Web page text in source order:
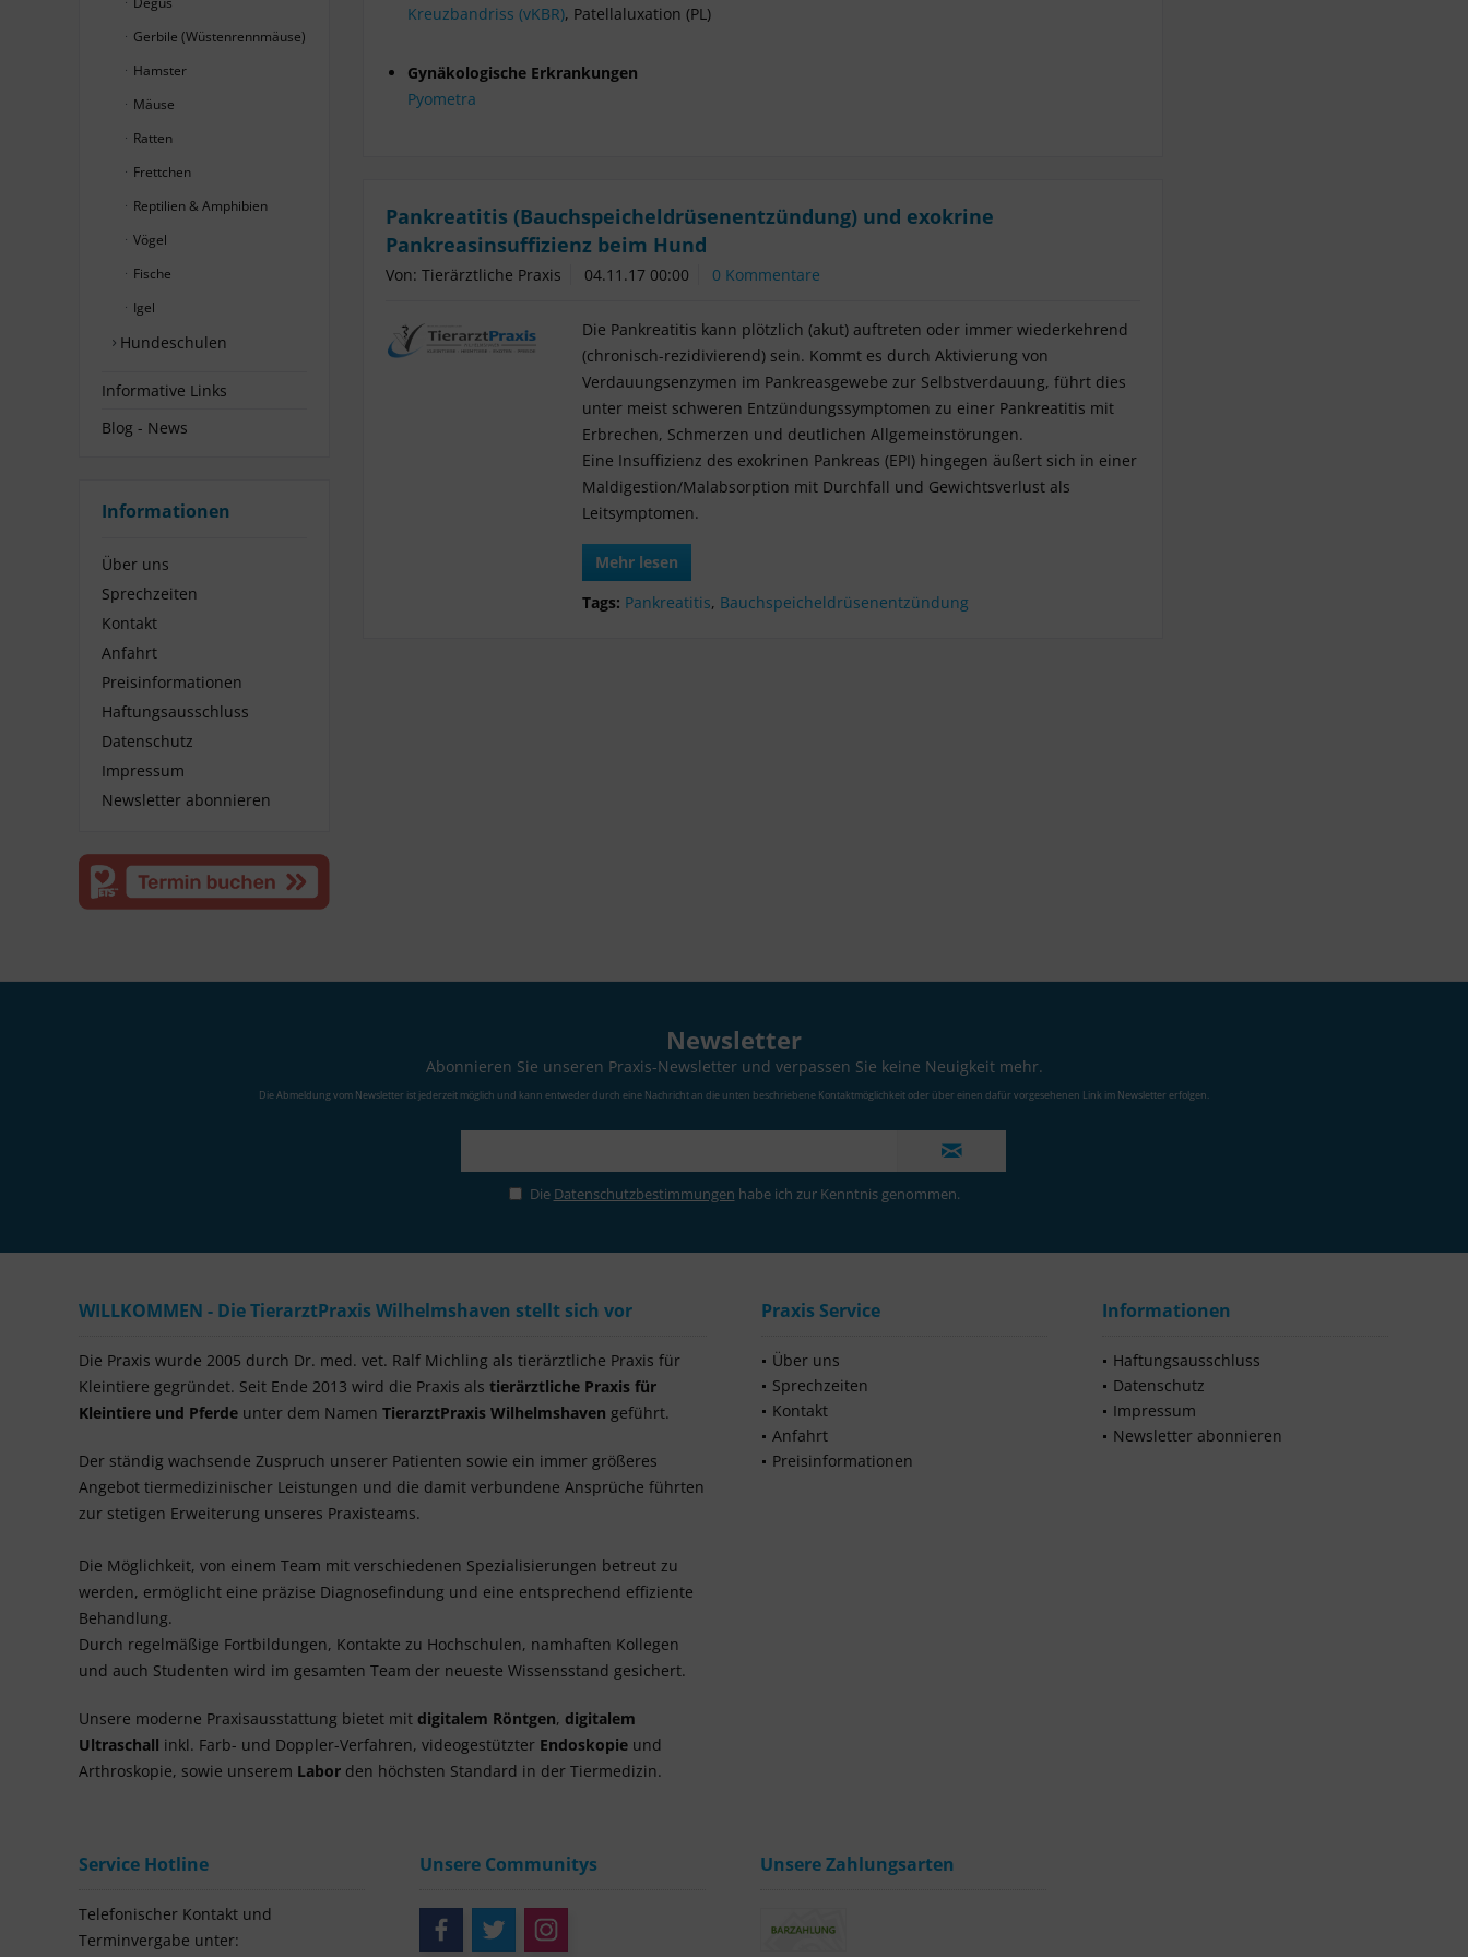
Gerbile (Wüstenrennmäuse)
Hamster
Mäuse
Ratten
Frettchen
Reptilien & Amphibien
Vögel
Fische
Igel
Hundeschulen
Informative Links
Blog - News
Informationen
Über uns
Sprechzeiten
Kontakt
Anfahrt
Preisinformationen
Haftungsausschluss
Datenschutz
Impressum
Newsletter abonnieren
Kreuzbandriss (vKBR), Patellaluxation (PL)
Gynäkologische Erkrankungen
Pyometra
Pankreatitis (Bauchspeicheldrüsenentzündung) und exokrine
Pankreasinsuffizienz beim Hund
Von: Tierärztliche Praxis 04.11.17 00:00 0 Kommentare
Die Pankreatitis kann plötzlich (akut) auftreten oder immer wiederkehrend
(chronisch-rezidivierend) sein. Kommt es durch Aktivierung von
Verdauungsenzymen im Pankreasgewebe zur Selbstverdauung, führt dies
unter meist schweren Entzündungssymptomen zu einer Pankreatitis mit
Erbrechen, Schmerzen und deutlichen Allgemeinstörungen.
Eine Insuffizienz des exokrinen Pankreas (EPI) hingegen äußert sich in einer
Maldigestion/Malabsorption mit Durchfall und Gewichtsverlust als
Leitsymptomen.
Mehr lesen
Tags: Pankreatitis, Bauchspeicheldrüsenentzündung
Newsletter
Abonnieren Sie unseren Praxis-Newsletter und verpassen Sie keine Neuigkeit mehr.
Die Abmeldung vom Newsletter ist jederzeit möglich und kann entweder durch eine Nachricht an die unten beschriebene Kontaktmöglichkeit oder über einen dafür vorgesehenen Link im Newsletter erfolgen.
Die Datenschutzbestimmungen habe ich zur Kenntnis genommen.
WILLKOMMEN - Die TierarztPraxis Wilhelmshaven stellt sich vor
Die Praxis wurde 2005 durch Dr. med. vet. Ralf Michling als tierärztliche Praxis für
Kleintiere gegründet. Seit Ende 2013 wird die Praxis als tierärztliche Praxis für
Kleintiere und Pferde unter dem Namen TierarztPraxis Wilhelmshaven geführt.
Der ständig wachsende Zuspruch unserer Patienten sowie ein immer größeres
Angebot tiermedizinischer Leistungen und die damit verbundene Ansprüche führten
zur stetigen Erweiterung unseres Praxisteams.
Die Möglichkeit, von einem Team mit verschiedenen Spezialisierungen betreut zu
werden, ermöglicht eine präzise Diagnosefindung und eine entsprechend effiziente
Behandlung.
Durch regelmäßige Fortbildungen, Kontakte zu Hochschulen, namhaften Kollegen
und auch Studenten wird im gesamten Team der neueste Wissensstand gesichert.
Unsere moderne Praxisausstattung bietet mit digitalem Röntgen, digitalem
Ultraschall inkl. Farb- und Doppler-Verfahren, videogestützter Endoskopie und
Arthroskopie, sowie unserem Labor den höchsten Standard in der Tiermedizin.
Praxis Service
Über uns
Sprechzeiten
Kontakt
Anfahrt
Preisinformationen
Informationen
Haftungsausschluss
Datenschutz
Impressum
Newsletter abonnieren
Service Hotline
Telefonischer Kontakt und
Terminvergabe unter:
Unsere Communitys Unsere Zahlungsarten